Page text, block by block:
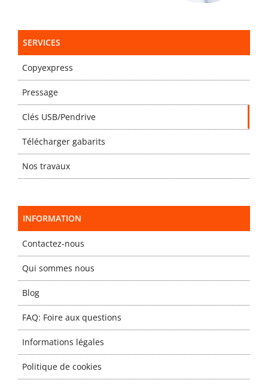
SERVICES
Copyexpress
Pressage
Clés USB/Pendrive
Télécharger gabarits
Nos travaux
INFORMATION
Contactez-nous
Qui sommes nous
Blog
FAQ: Foire aux questions
Informations légales
Politique de cookies